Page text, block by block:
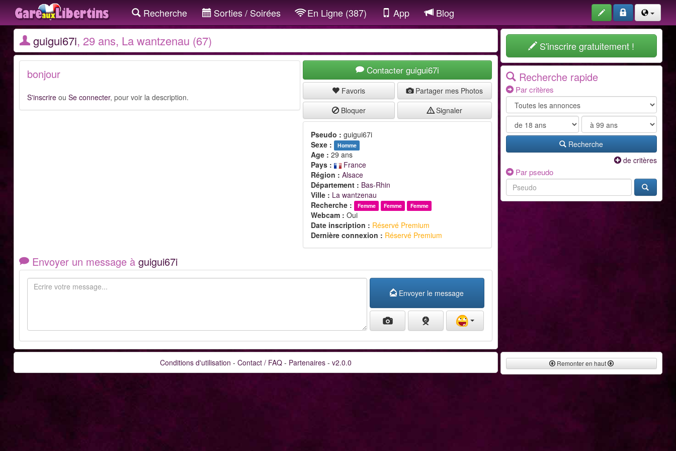
Recherche Sorties / Soirées En Ligne (387) App Blog
guigui67i, 29 ans, La wantzenau (67)
bonjour
S'inscrire ou Se connecter, pour voir la description.
Contacter guigui67i
Favoris
Partager mes Photos
Bloquer
Signaler
Pseudo :guigui67i
Sexe : Homme
Age :29 ans
Pays :
France
Région :Alsace
Département : Bas-Rhin
Ville : La wantzenau
Recherche : Femme Femme Femme
Webcam :Oui
Date inscription : Réservé Premium
Dernière connexion : Réservé Premium
Envoyer un message à guigui67i
Envoyer le message
S'inscrire gratuitement !
Recherche rapide
Par critères
Recherche
de critères
Par pseudo
Conditions d'utilisation - Contact / FAQ- Partenaires- v2.0.0 Remonter en haut